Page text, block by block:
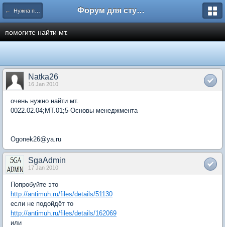
← Нужна помощь Форум для студента СГА
помогите найти мт.
Natka26
16 Jan 2010
очень нужно найти мт.
0022.02.04;МТ.01;5-Основы менеджмента
Ogonek26@ya.ru
SgaAdmin
17 Jan 2010
Попробуйте это
http://antimuh.ru/files/details/51130
если не подойдёт то
http://antimuh.ru/files/details/162069
или